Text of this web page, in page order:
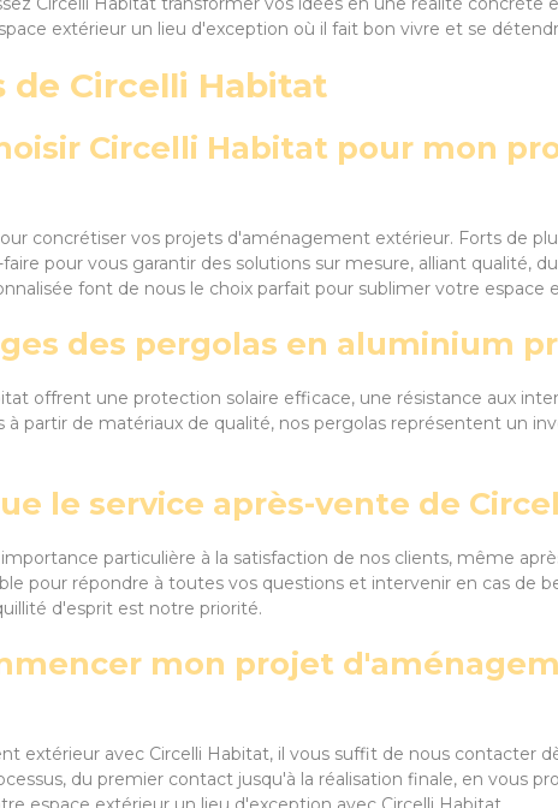
extérieur un lieu d'exception où il fait bon vivre et se
de Circelli Habitat
Circelli Habitat pour mon
concrétiser vos projets d'aménagement extérieur. Forts de
pour vous garantir des solutions sur mesure, alliant qualité,
font de nous le choix parfait pour sublimer votre espace
des pergolas en aluminium
offrent une protection solaire efficace, une résistance aux
à partir de matériaux de qualité, nos pergolas représentent un
le service après-vente de
particulière à la satisfaction de nos clients, même
pour répondre à toutes vos questions et intervenir en cas de
d'esprit est notre priorité.
mon projet
extérieur avec Circelli Habitat, il vous suffit de nous contacter
du premier contact jusqu'à la réalisation finale, en vous